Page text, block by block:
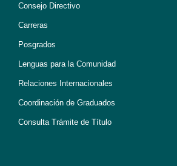
Consejo Directivo
Carreras
Posgrados
Lenguas para la Comunidad
Relaciones Internacionales
Coordinación de Graduados
Consulta Trámite de Título